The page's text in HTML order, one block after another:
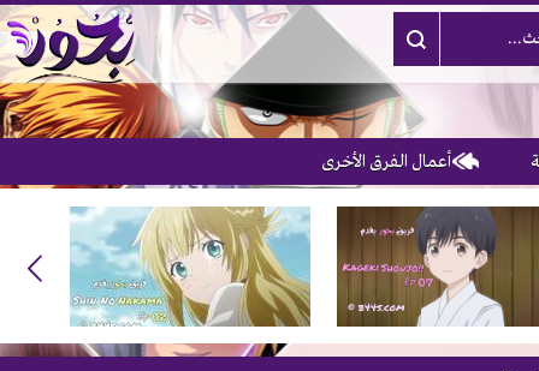
أعمال الفرق الأخرى